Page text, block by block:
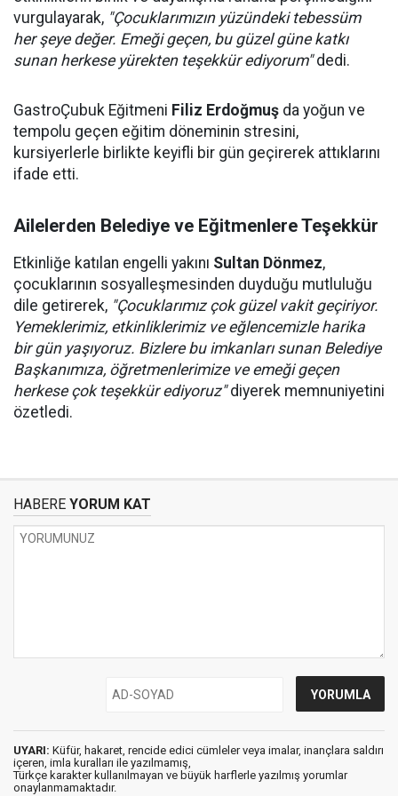
vurgulayarak, "Çocuklarımızın yüzündeki tebessüm
her şeye değer. Emeği geçen, bu güzel güne katkı
sunan herkese yürekten teşekkür ediyorum"dedi.
GastroÇubuk Eğitmeni Filiz Erdoğmuş da yoğun ve
tempolu geçen eğitim döneminin stresini,
kursiyerlerle birlikte keyifli bir gün geçirerek attıklarını
ifade etti.
Ailelerden Belediye ve Eğitmenlere Teşekkür
Etkinliğe katılan engelli yakını Sultan Dönmez,
çocuklarının sosyalleşmesinden duyduğu mutluluğu
dile getirerek, "Çocuklarımız çok güzel vakit geçiriyor.
Yemeklerimiz, etkinliklerimiz ve eğlencemizle harika
bir gün yaşıyoruz. Bizlere bu imkanları sunan Belediye
Başkanımıza, öğretmenlerimize ve emeği geçen
herkese çok teşekkür ediyoruz"diyerek memnuniyetini
özetledi.
HABERE YORUM KAT
UYARI: Küfür, hakaret, rencide edici cümleler veya imalar, inançlara saldırı
içeren, imla kuralları ile yazılmamış,
Türkçe karakter kullanılmayan ve büyük harflerle yazılmış yorumlar
onaylanmamaktadır.